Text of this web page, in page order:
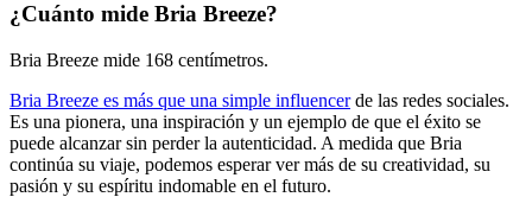
¿Cuánto mide Bria Breeze?
Bria Breeze mide 168 centímetros.
Bria Breeze es más que una simple influencerde las redes sociales.
Es una pionera, una inspiración y un ejemplo de que el éxito se
puede alcanzar sin perder la autenticidad. A medida que Bria
continúa su viaje, podemos esperar ver más de su creatividad, su
pasión y su espíritu indomable en el futuro.